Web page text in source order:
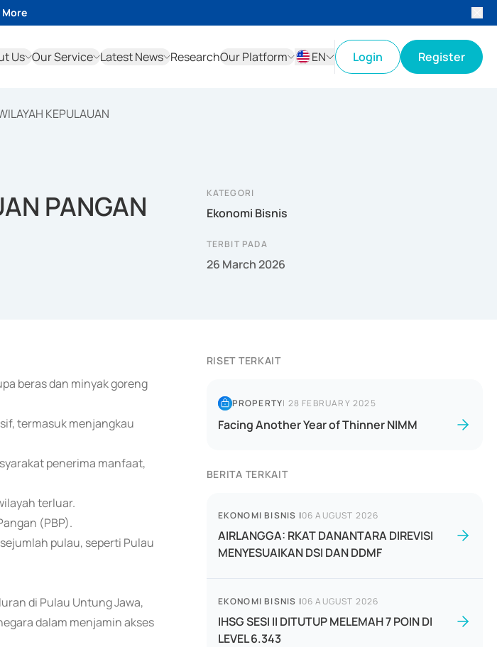
More
Us Our Service Latest News ResearchOur Platform
EN
Login Register
KEPULAUAN
PANGAN
KATEGORI
Ekonomi Bisnis
TERBIT PADA
26 March 2026
beras dan minyak goreng
termasuk menjangkau
penerima manfaat,
terluar.
(PBP).
pulau, seperti Pulau
di Pulau Untung Jawa,
dalam menjamin akses
RISET TERKAIT
PROPERTY| 28 FEBRUARY 2025
Facing Another Year of Thinner NIMM
BERITA TERKAIT
EKONOMI BISNIS |06 AUGUST 2026
AIRLANGGA: RKAT DANANTARA DIREVISI
MENYESUAIKAN DSI DAN DDMF
EKONOMI BISNIS |06 AUGUST 2026
IHSG SESI II DITUTUP MELEMAH 7 POIN DI
LEVEL 6.343